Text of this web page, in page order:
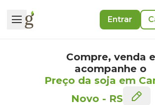
Entrar
Compre, venda e
acompanhe o
Preço da soja em
Novo - RS